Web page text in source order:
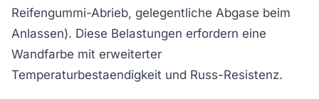
Reifengummi-Abrieb, gelegentliche Abgase beim
Anlassen). Diese Belastungen erfordern eine
Wandfarbe mit erweiterter
Temperaturbestaendigkeit und Russ-Resistenz.